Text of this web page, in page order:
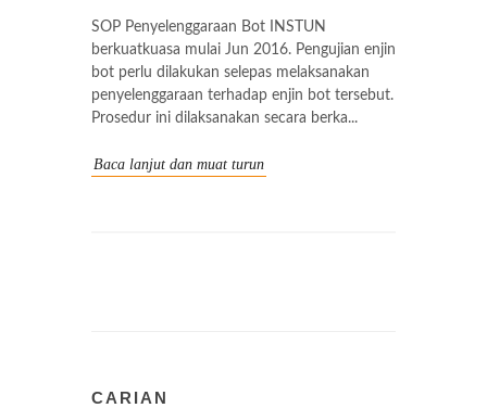
SOP Penyelenggaraan Bot INSTUN
berkuatkuasa mulai Jun 2016. Pengujian enjin
bot perlu dilakukan selepas melaksanakan
penyelenggaraan terhadap enjin bot tersebut.
Prosedur ini dilaksanakan secara berka...
Baca lanjut dan muat turun
CARIAN